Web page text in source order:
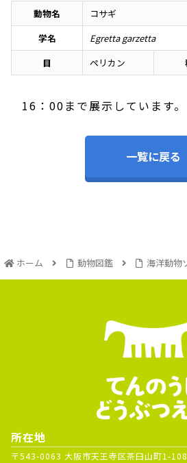
動物名
コサギ
学名
Egretta garzetta
目
ペリカン
16：00まで展示しています。
一覧に戻る
ホーム 動物図鑑 海洋動物
所在地
〒543-0063 大阪市天王寺区茶臼山町1-108